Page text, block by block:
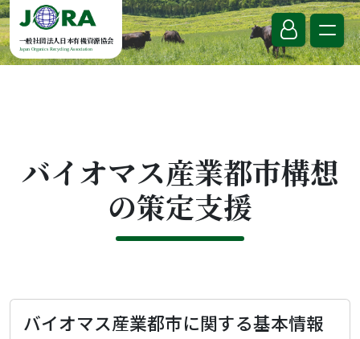
Skip to content
一般社団法人日本有機資源協会
Japan Organics Recycling Association
バイオマス産業都市構想
の策定支援
バイオマス産業都市に関する基本情報